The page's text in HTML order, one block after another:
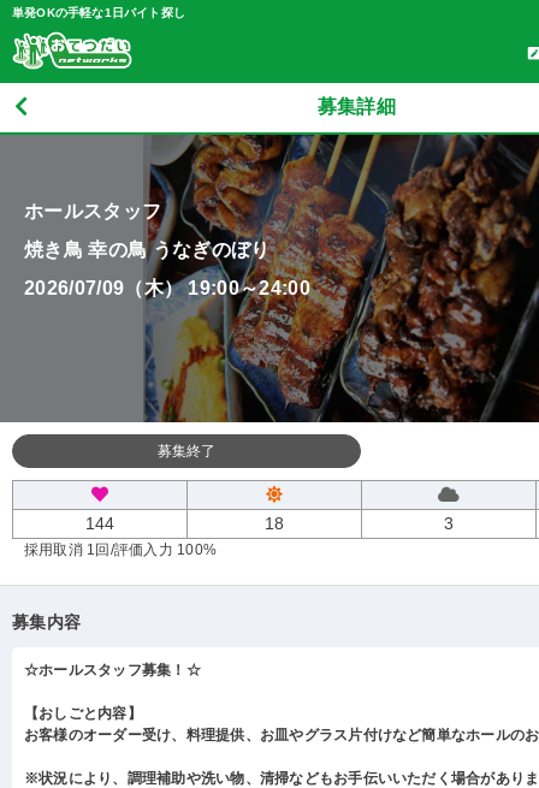
単発OKの手軽な1日バイト探し
募集詳細
ホールスタッフ
焼き鳥 幸の鳥 うなぎのぼり
2026/07/09（木） 19:00～24:00
募集終了
144 18 3
採用取消 1回 /評価入力 100%
募集内容
☆ホールスタッフ募集！☆
【おしごと内容】
お客様のオーダー受け、料理提供、お皿やグラス片付けなど簡単なホールの
※状況により、調理補助や洗い物、清掃などもお手伝いいただく場合があり